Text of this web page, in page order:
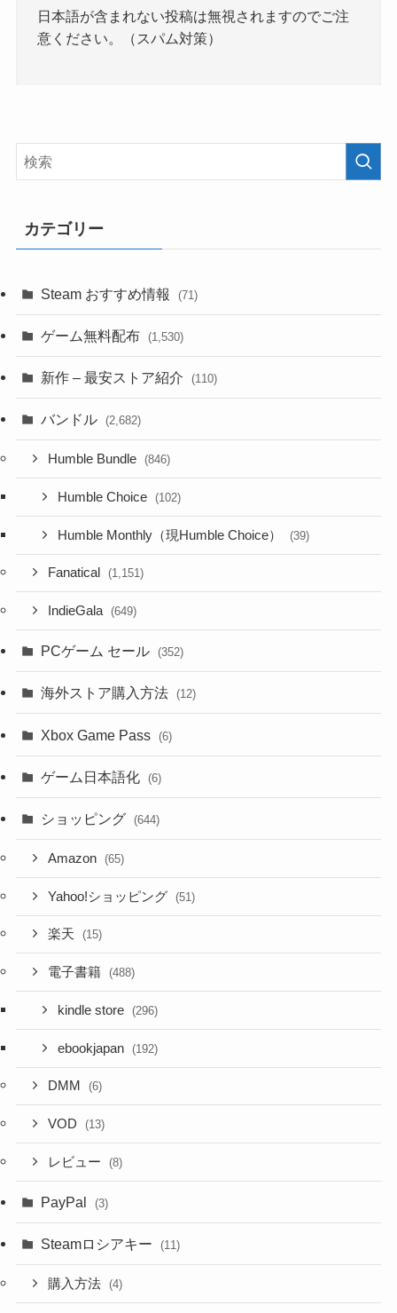
日本語が含まれない投稿は無視されますのでご注
意ください。（スパム対策）
カテゴリー
Steam おすすめ情報 (71)
ゲーム無料配布 (1,530)
新作 – 最安ストア紹介 (110)
バンドル (2,682)
Humble Bundle (846)
Humble Choice (102)
Humble Monthly（現Humble Choice） (39)
Fanatical (1,151)
IndieGala (649)
PCゲーム セール (352)
海外ストア購入方法 (12)
Xbox Game Pass (6)
ゲーム日本語化 (6)
ショッピング (644)
Amazon (65)
Yahoo!ショッピング (51)
楽天 (15)
電子書籍 (488)
kindle store (296)
ebookjapan (192)
DMM (6)
VOD (13)
レビュー (8)
PayPal (3)
Steamロシアキー (11)
購入方法 (4)